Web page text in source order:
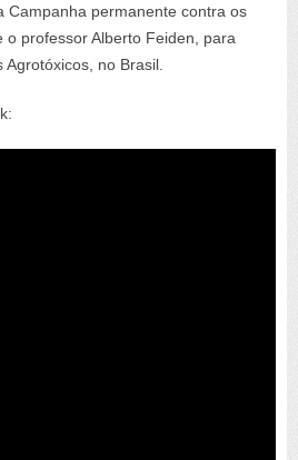
Campanha permanente contra os
o professor Alberto Feiden, para
no Brasil.